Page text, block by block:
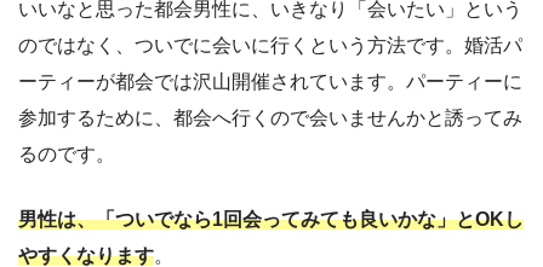
いいなと思った都会男性に、いきなり「会いたい」という
のではなく、ついでに会いに行くという方法です。婚活パ
ーティーが都会では沢山開催されています。パーティーに
参加するために、都会へ行くので会いませんかと誘ってみ
るのです。
男性は、「ついでなら1回会ってみても良いかな」とOKし
やすくなります。